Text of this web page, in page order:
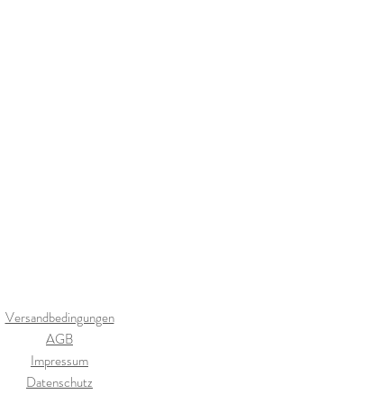
Versandbedingungen
AGB
Impressum
Datenschutz